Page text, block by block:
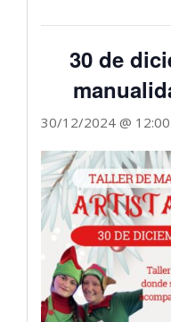
30 de
30/12/2024 @ 12:00